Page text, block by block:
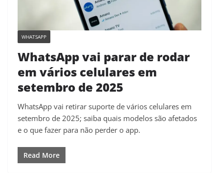
WHATSAPP
WhatsApp vai parar de rodar
em vários celulares em
setembro de 2025
WhatsApp vai retirar suporte de vários celulares em
setembro de 2025; saiba quais modelos são afetados
e o que fazer para não perder o app.
Read More